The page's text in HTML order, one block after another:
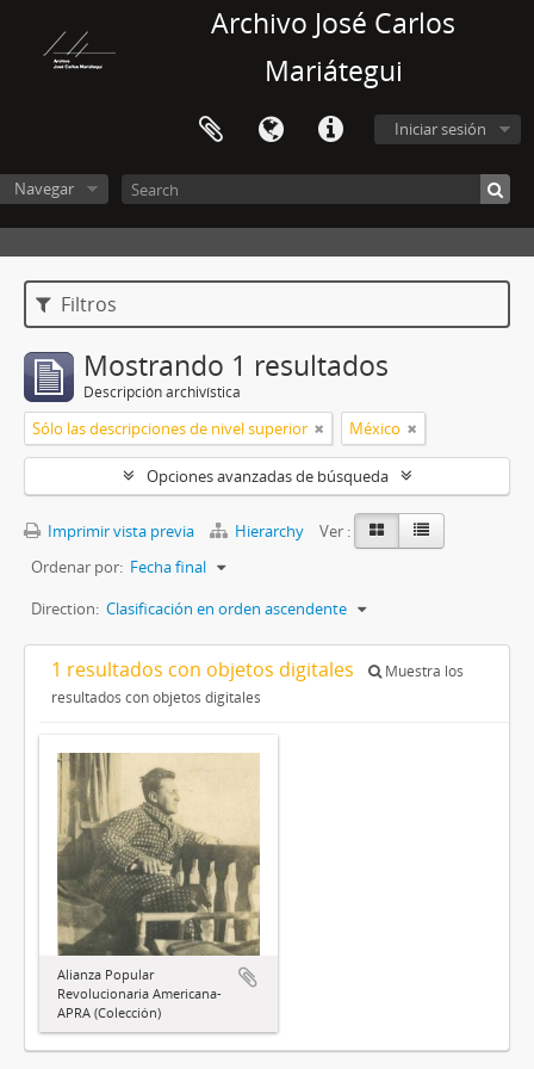
Archivo José Carlos
Mariátegui
Iniciar sesión
Navegar
Filtros
Mostrando 1 resultados
Descripción archivística
Sólo las descripciones de nivel superior México
Opciones avanzadas de búsqueda
Imprimir vista previa Hierarchy
Ver :
Ordenar por: Fecha final
Direction: Clasificación en orden ascendente
1 resultados con objetos digitales
Muestra los
resultados con objetos digitales
Alianza Popular
Revolucionaria Americana-
APRA (Colección)